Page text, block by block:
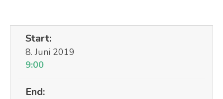
Start:
8. Juni 2019
9:00
End: